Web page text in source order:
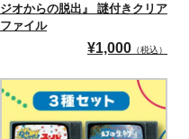
ジオからの脱出』 謎付きクリア
ファイル
¥1,000 （税込）